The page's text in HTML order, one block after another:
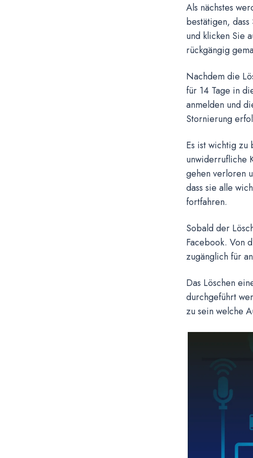
Als nächstes
bestätigen,
und klicken Sie
rückgängig
Nachdem die
für 14 Tage in
anmelden und
Stornierung
Es ist wichtig zu
unwiderrufliche
gehen verloren
dass sie alle
fortfahren.
Sobald der
Facebook. Von
zugänglich für
Das Löschen
durchgeführt
zu sein welche